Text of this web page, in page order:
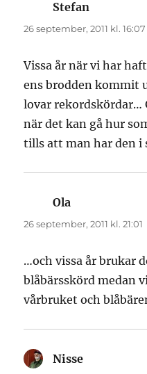
Stefan
26 september, 2011 kl. 16:07
Vissa år när vi har
ens brodden kommit
lovar rekordskördar…
när det kan gå hur
tills att man har den i
Ola
26 september, 2011 kl. 21:01
…och vissa år brukar
blåbärsskörd medan
vårbruket och
Nisse